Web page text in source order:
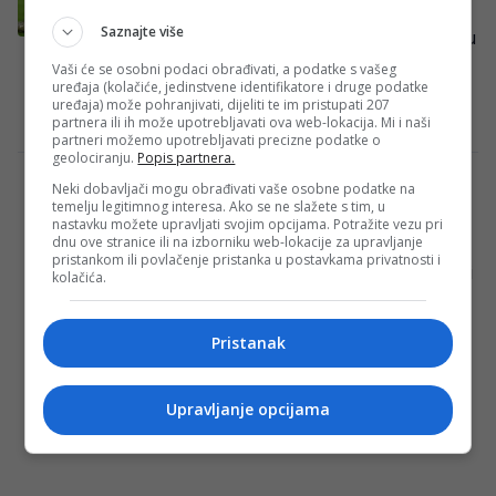
Sinoć je Real Madrid na Santiago Bernabeu
poražen od Bayerna rezultatom 2:1. Ipak,
to nije kraj, igrat će se i…
Kenan Hećimović·08/04/2026
Bayern predstavio ogromno pojačanje –
koštalo je 0 eura!
Njemački reprezentativac Jonathan Tah
novi je fudbaler Bayern Münchena! Iskusni
defanzivac dolazi iz Bayer Leverkusena
29/05/2025
Saznajte više
Vaši će se osobni podaci obrađivati, a podatke s vašeg
uređaja (kolačiće, jedinstvene identifikatore i druge podatke
uređaja) može pohranjivati, dijeliti te im pristupati 207
partnera ili ih može upotrebljavati ova web-lokacija. Mi i naši
partneri možemo upotrebljavati precizne podatke o
geolociranju. Popis partnera.
Neki dobavljači mogu obrađivati vaše osobne podatke na
temelju legitimnog interesa. Ako se ne slažete s tim, u
nastavku možete upravljati svojim opcijama. Potražite vezu pri
dnu ove stranice ili na izborniku web-lokacije za upravljanje
pristankom ili povlačenje pristanka u postavkama privatnosti i
kolačića.
Pristanak
Upravljanje opcijama